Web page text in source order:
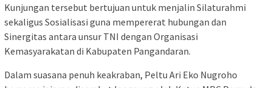
Kunjungan tersebut bertujuan untuk menjalin Silaturahmi
sekaligus Sosialisasi guna mempererat hubungan dan
Sinergitas antara unsur TNI dengan Organisasi
Kemasyarakatan di Kabupaten Pangandaran.
Dalam suasana penuh keakraban, Peltu Ari Eko Nugroho